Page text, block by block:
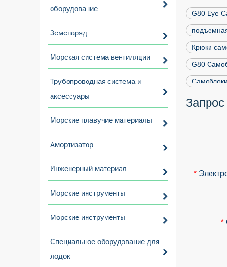
оборудование
Земснаряд
Морская система вентиляции
Трубопроводная система и
аксессуары
Морские плавучие материалы
Амортизатор
Инженерный материал
Морские инструменты
Морские инструменты
Специальное оборудование для
лодок
G80 Eye
Крюки
G80
Запрос
*
*